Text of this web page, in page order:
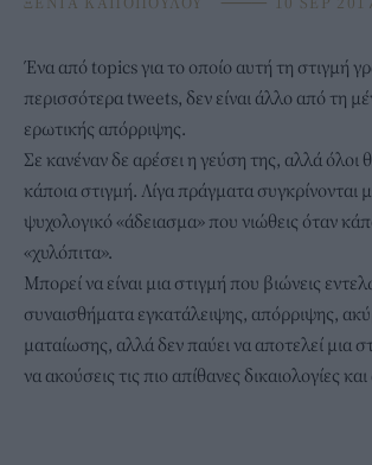
Ένα από topics για το οποίο αυτή τη στιγμή
περισσότερα tweets, δεν είναι άλλο από τη
ερωτικής απόρριψης.
Σε κανέναν δε αρέσει η γεύση της, αλλά όλοι
κάποια στιγμή. Λίγα πράγματα συγκρίνονται
ψυχολογικό «άδειασμα» που νιώθεις όταν
«χυλόπιτα».
Μπορεί να είναι μια στιγμή που βιώνεις
συναισθήματα εγκατάλειψης, απόρριψης,
ματαίωσης, αλλά δεν παύει να αποτελεί μια
να ακούσεις τις πιο απίθανες δικαιολογίες